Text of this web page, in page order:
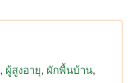
ผู้สูงอายุ ผักพื้นบ้าน